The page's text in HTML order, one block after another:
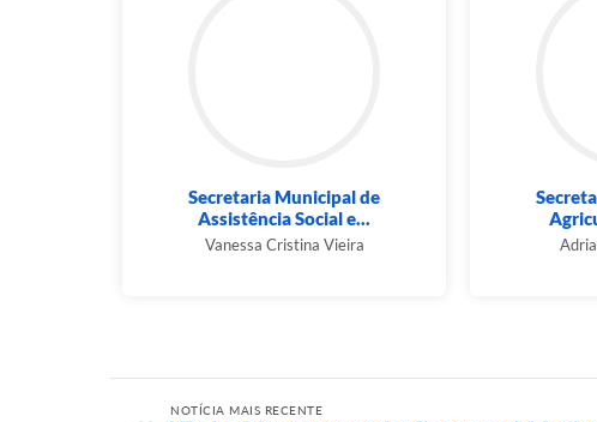
Secretaria Municipal de
Assistência Social e...
Vanessa Cristina Vieira
NOTÍCIA MAIS RECENTE